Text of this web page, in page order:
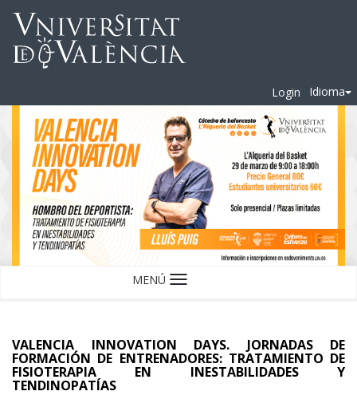
Login Idioma
MENÚ Idioma
VALENCIA INNOVATION DAYS. JORNADAS DE
FORMACIÓN DE ENTRENADORES: TRATAMIENTO DE
FISIOTERAPIA EN INESTABILIDADES Y
TENDINOPATÍAS